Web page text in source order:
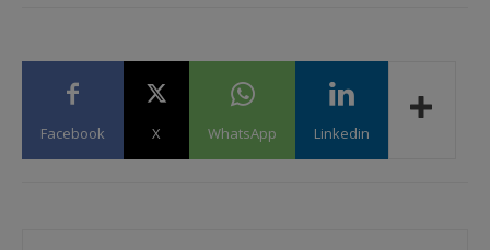
Facebook X WhatsApp Linkedin